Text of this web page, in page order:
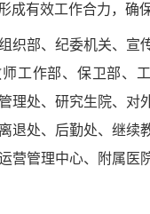
成有效工作合力，确
织部、纪委机关、宣
工作部、保卫部、
理处、研究生院、对
退处、后勤处、继续
营管理中心、附属医